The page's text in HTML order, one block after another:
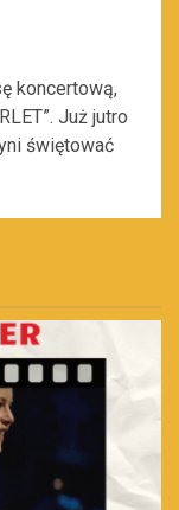
koncertową,
Już jutro
świętować